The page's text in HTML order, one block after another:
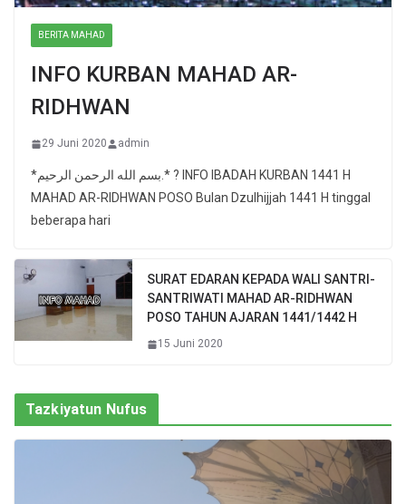
BERITA MAHAD
INFO KURBAN MAHAD AR-
RIDHWAN
29 Juni 2020 admin
*بسم الله الرحمن الرحيم.* ? INFO IBADAH KURBAN 1441 H
MAHAD AR-RIDHWAN POSO Bulan Dzulhijjah 1441 H tinggal
beberapa hari
SURAT EDARAN KEPADA WALI SANTRI-
SANTRIWATI MAHAD AR-RIDHWAN
POSO TAHUN AJARAN 1441/1442 H
15 Juni 2020
Tazkiyatun Nufus